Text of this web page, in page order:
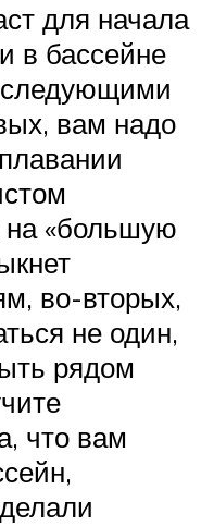
для начала
в бассейне
вам надо
на «большую
во-вторых,
не один,
рядом
что вам